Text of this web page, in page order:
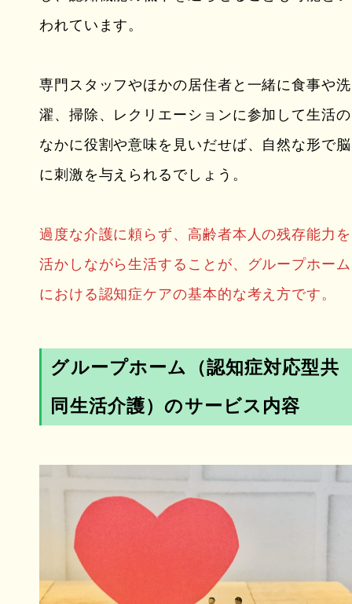
われています。
専門スタッフやほかの居住者と一緒に食事や洗
濯、掃除、レクリエーションに参加して生活の
なかに役割や意味を見いだせば、自然な形で脳
に刺激を与えられるでしょう。
過度な介護に頼らず、高齢者本人の残存能力を
活かしながら生活することが、グループホーム
における認知症ケアの基本的な考え方です。
グループホーム（認知症対応型共
同生活介護）のサービス内容